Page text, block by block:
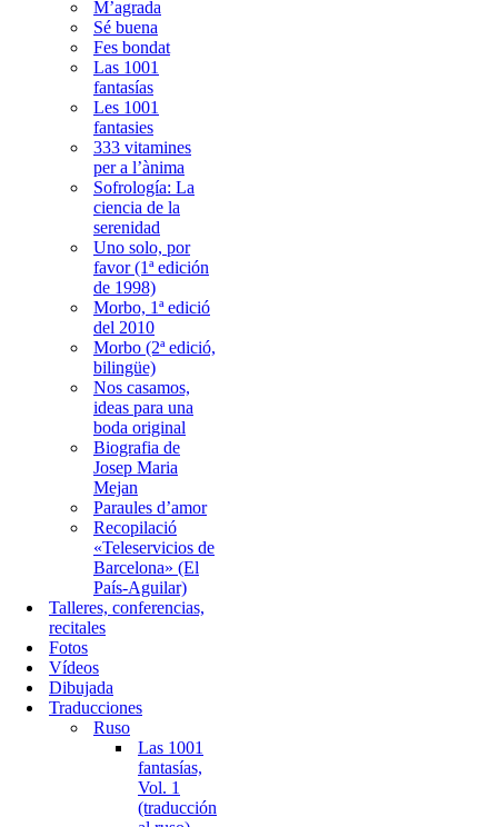
M’agrada
Sé buena
Fes bondat
Las 1001
fantasías
Les 1001
fantasies
333 vitamines
per a l’ànima
Sofrología: La
ciencia de la
serenidad
Uno solo, por
favor (1ª edición
de 1998)
Morbo, 1ª edició
del 2010
Morbo (2ª edició,
bilingüe)
Nos casamos,
ideas para una
boda original
Biografia de
Josep Maria
Mejan
Paraules d’amor
Recopilació
«Teleservicios de
Barcelona» (El
País-Aguilar)
Talleres, conferencias,
recitales
Fotos
Vídeos
Dibujada
Traducciones
Ruso
Las 1001
fantasías,
Vol. 1
(traducción